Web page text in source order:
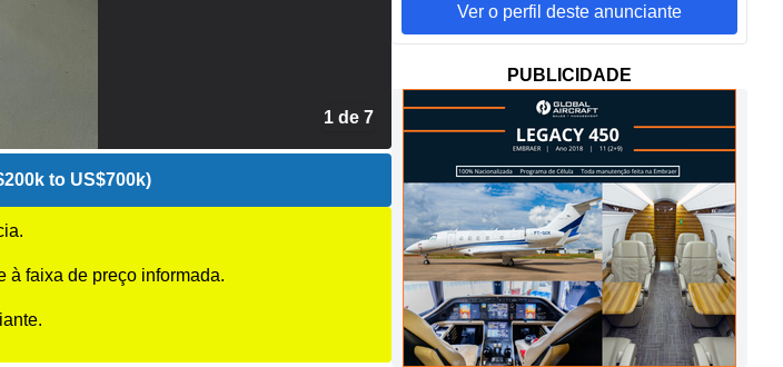
2 de 7
to US$700k)
à faixa de preço informada.
Ver o perfil deste anunciante
PUBLICIDADE